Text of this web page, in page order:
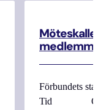
Förbundets
Tid